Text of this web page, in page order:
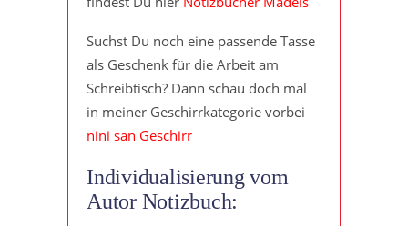
Suchst Du noch eine passende Tasse
als Geschenk für die Arbeit am
Schreibtisch? Dann schau doch mal
in meiner Geschirrkategorie vorbei
nini san Geschirr
Individualisierung vom
Autor Notizbuch: